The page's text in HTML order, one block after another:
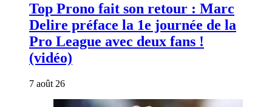
Top Prono fait son retour : Marc
Delire préface la 1e journée de la
Pro League avec deux fans !
(vidéo)
7 août 26